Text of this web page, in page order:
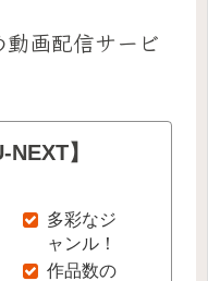
画配信サービ
】
多彩なジ
ャンル！
作品数の